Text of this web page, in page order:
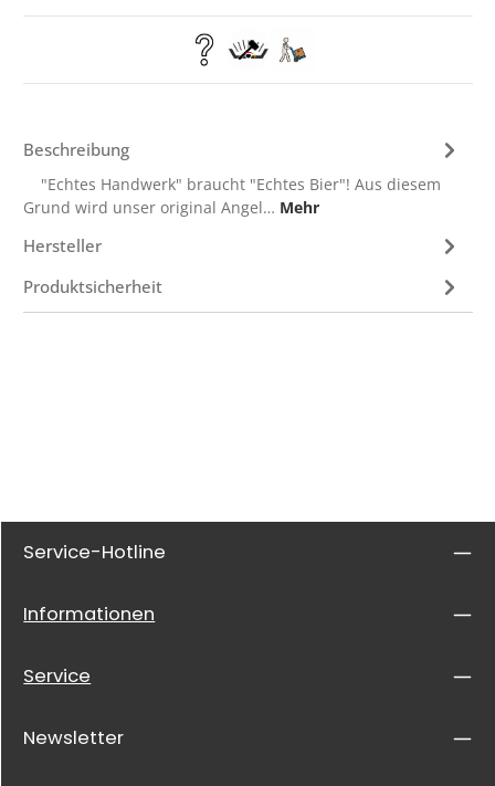
Beschreibung
"Echtes Handwerk" braucht "Echtes Bier"! Aus diesem
Grund wird unser original Angel… Mehr
Hersteller
Produktsicherheit
Service-Hotline
Informationen
Service
Newsletter